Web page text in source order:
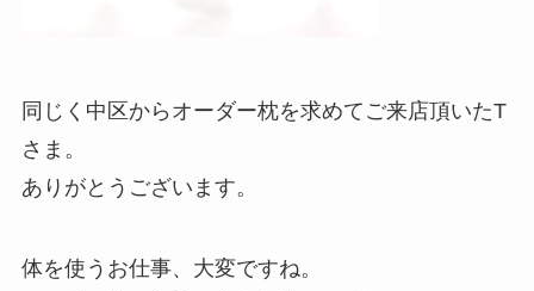
同じく中区からオーダー枕を求めてご来店頂いたT
さま。
ありがとうございます。
体を使うお仕事、大変ですね。